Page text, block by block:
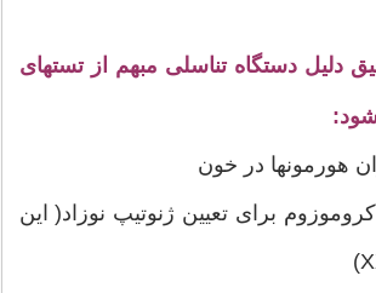
دلیل دستگاه تناسلی مبهم از تستهای
هورمونها در خون
برای تعيين ژنوتیپ نوزاد( این